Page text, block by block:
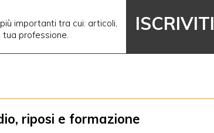
importanti tra cui: articoli,
tua professione.
ISCRIVITI
riposi e formazione